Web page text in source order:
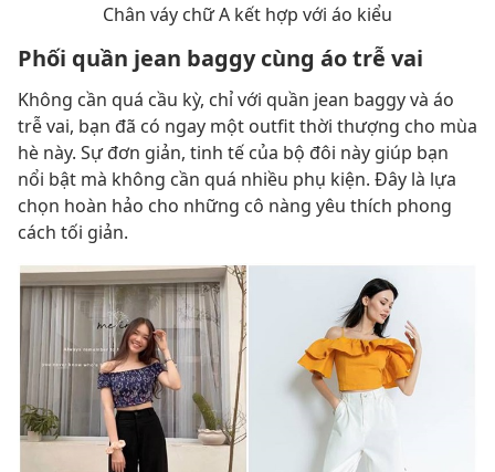
Chân váy chữ A kết hợp với áo kiểu
Phối quần jean baggy cùng áo trễ vai
Không cần quá cầu kỳ, chỉ với quần jean baggy và áo
trễ vai, bạn đã có ngay một outfit thời thượng cho mùa
hè này. Sự đơn giản, tinh tế của bộ đôi này giúp bạn
nổi bật mà không cần quá nhiều phụ kiện. Đây là lựa
chọn hoàn hảo cho những cô nàng yêu thích phong
cách tối giản.